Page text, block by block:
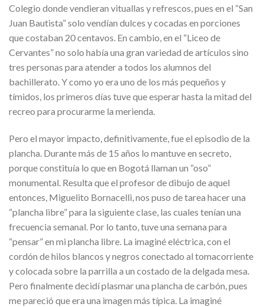
Colegio donde vendieran vituallas y refrescos, pues en el “San
Juan Bautista” solo vendían dulces y cocadas en porciones
que costaban 20 centavos. En cambio, en el “Liceo de
Cervantes” no solo había una gran variedad de artículos sino
tres personas para atender a todos los alumnos del
bachillerato. Y como yo era uno de los más pequeños y
tímidos, los primeros días tuve que esperar hasta la mitad del
recreo para procurarme la merienda.
Pero el mayor impacto, definitivamente, fue el episodio de la
plancha. Durante más de 15 años lo mantuve en secreto,
porque constituía lo que en Bogotá llaman un “oso”
monumental. Resulta que el profesor de dibujo de aquel
entonces, Miguelito Bornacelli, nos puso de tarea hacer una
“plancha libre” para la siguiente clase, las cuales tenían una
frecuencia semanal. Por lo tanto, tuve una semana para
“pensar” en mi plancha libre. La imaginé eléctrica, con el
cordón de hilos blancos y negros conectado al tomacorriente
y colocada sobre la parrilla a un costado de la delgada mesa.
Pero finalmente decidí plasmar una plancha de carbón, pues
me pareció que era una imagen más típica. La imaginé